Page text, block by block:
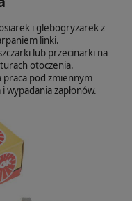
i glebogryzarek z
linki.
lub przecinarki na
otoczenia.
pod zmiennym
wypadania zapłonów.